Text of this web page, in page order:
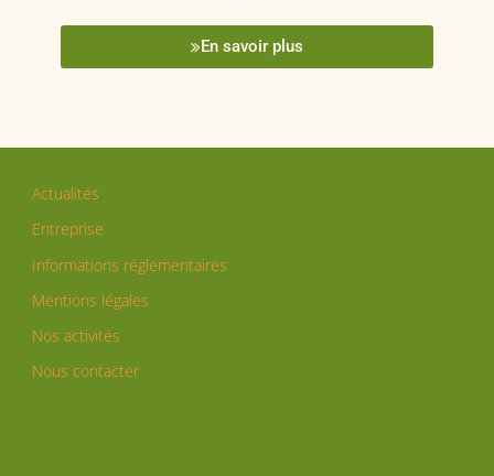
En savoir plus
Actualités
Entreprise
Informations réglementaires
Mentions légales
Nos activités
Nous contacter